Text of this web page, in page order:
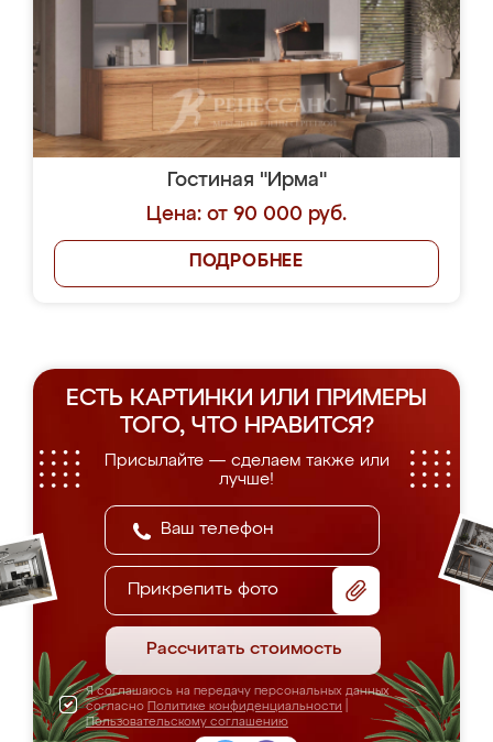
Гостиная "Ирма"
Цена: от 90 000 руб.
ПОДРОБНЕЕ
ЕСТЬ КАРТИНКИ ИЛИ ПРИМЕРЫ
ТОГО, ЧТО НРАВИТСЯ?
Присылайте — сделаем также или
лучше!
Прикрепить фото
Рассчитать стоимость
Я соглашаюсь на передачу персональных данных
согласно Политике конфиденциальности
Пользовательскому соглашению